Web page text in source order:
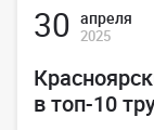
30 апреля
2025
в топ-10